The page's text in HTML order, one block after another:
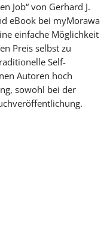
Job“ von Gerhard J.
eBook bei myMorawa
einfache Möglichkeit
Preis selbst zu
Self-
Autoren hoch
sowohl bei der